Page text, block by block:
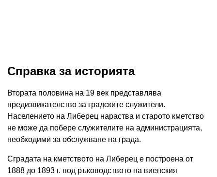
Справка за историята
Втората половина на 19 век представлява
предизвикателство за градските служители.
Населението на Либерец нараства и старото кметство
не може да побере служителите на администрацията,
необходими за обслужване на града.
Сградата на кметството на Либерец е построена от
1888 до 1893 г. под ръководството на виенския